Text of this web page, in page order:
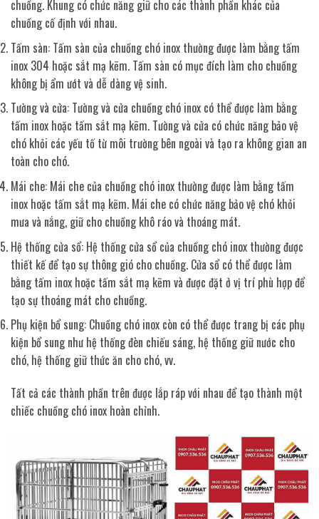
chuồng. Khung có chức năng giữ cho các thành phần khác của
chuồng cố định với nhau.
Tấm sàn: Tấm sàn của chuồng chó inox thường được làm bằng tấm
inox 304 hoặc sắt mạ kẽm. Tấm sàn có mục đích làm cho chuồng
không bị ẩm ướt và dễ dàng vệ sinh.
Tường và cửa: Tường và cửa chuồng chó inox có thể được làm bằng
tấm inox hoặc tấm sắt mạ kẽm. Tường và cửa có chức năng bảo vệ
chó khỏi các yếu tố từ môi trường bên ngoài và tạo ra không gian an
toàn cho chó.
Mái che: Mái che của chuồng chó inox thường được làm bằng tấm
inox hoặc tấm sắt mạ kẽm. Mái che có chức năng bảo vệ chó khỏi
mưa và nắng, giữ cho chuồng khô ráo và thoáng mát.
Hệ thống cửa sổ: Hệ thống cửa sổ của chuồng chó inox thường được
thiết kế để tạo sự thông gió cho chuồng. Cửa sổ có thể được làm
bằng tấm inox hoặc tấm sắt mạ kẽm và được đặt ở vị trí phù hợp để
tạo sự thoáng mát cho chuồng.
Phụ kiện bổ sung: Chuồng chó inox còn có thể được trang bị các phụ
kiện bổ sung như hệ thống đèn chiếu sáng, hệ thống giữ nước cho
chó, hệ thống giữ thức ăn cho chó, vv.
Tất cả các thành phần trên được lắp ráp với nhau để tạo thành một
chiếc chuồng chó inox hoàn chỉnh.